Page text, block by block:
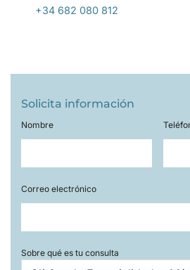
+34 682 080 812
Solicita información
Nombre
Correo electrónico
Sobre qué es tu consulta